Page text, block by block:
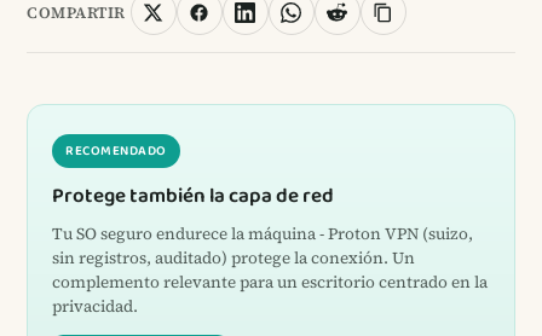
COMPARTIR
RECOMENDADO
Protege también la capa de red
Tu SO seguro endurece la máquina - Proton VPN (suizo,
sin registros, auditado) protege la conexión. Un
complemento relevante para un escritorio centrado en la
privacidad.